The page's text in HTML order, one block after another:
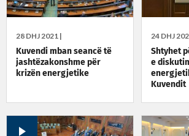
28 DHJ 2021 |
Kuvendi mban seancë të
jashtëzakonshme për
krizën energjetike
24 DHJ
Shtyhet
e
Kuvendit